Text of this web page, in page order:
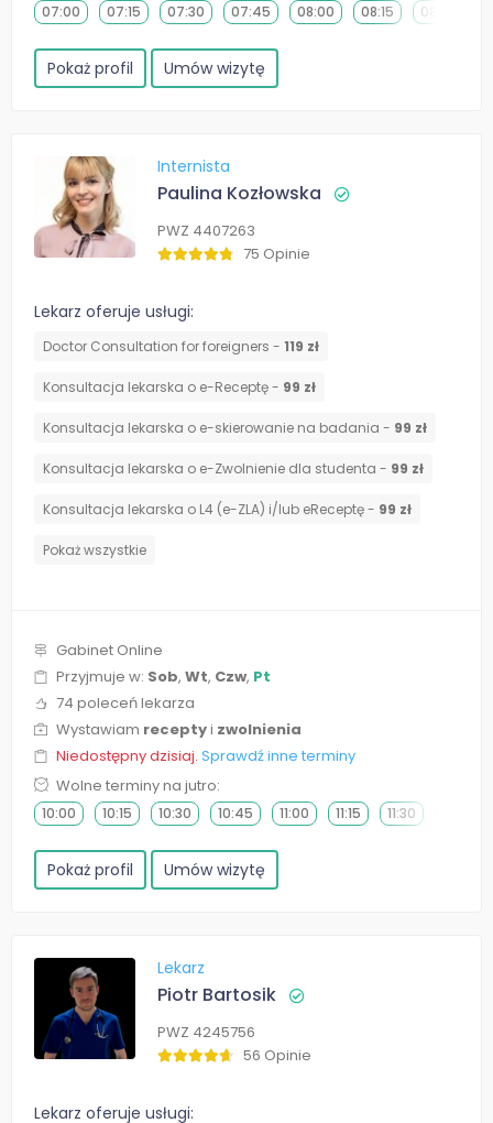
07:00 07:15 07:30 07:45 08:00 08:15 08:30
Pokaż profil Umów wizytę
Internista
Paulina Kozłowska
PWZ 4407263
75 Opinie
Lekarz oferuje usługi:
Doctor Consultation for foreigners - 119 zł
Konsultacja lekarska o e-Receptę - 99 zł
Konsultacja lekarska o e-skierowanie na badania - 99 zł
Konsultacja lekarska o e-Zwolnienie dla studenta - 99 zł
Konsultacja lekarska o L4 (e-ZLA) i/lub eReceptę - 99 zł
Pokaż wszystkie
Gabinet Online
Przyjmuje w: Sob, Wt, Czw, Pt
74 poleceń lekarza
Wystawiam receptyi zwolnienia
Niedostępny dzisiaj. Sprawdź inne terminy
Wolne terminy na jutro:
10:00 10:15 10:30 10:45 11:00 11:15 11:30
Pokaż profil Umów wizytę
Lekarz
Piotr Bartosik
PWZ 4245756
56 Opinie
Lekarz oferuje usługi: